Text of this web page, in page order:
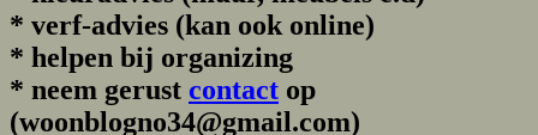
* verf-advies (kan ook online)
* helpen bij organizing
* neem gerust contact op
(woonblogno34@gmail.com)